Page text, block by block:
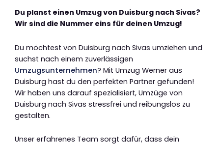
Du planst einen Umzug von Duisburg nach Sivas?
Wir sind die Nummer eins für deinen Umzug!
Du möchtest von Duisburg nach Sivas umziehen und
suchst nach einem zuverlässigen
Umzugsunternehmen? Mit Umzug Werner aus
Duisburg hast du den perfekten Partner gefunden!
Wir haben uns darauf spezialisiert, Umzüge von
Duisburg nach Sivas stressfrei und reibungslos zu
gestalten.
Unser erfahrenes Team sorgt dafür, dass dein